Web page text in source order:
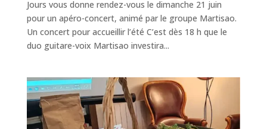
Jours vous donne rendez-vous le dimanche 21 juin
pour un apéro-concert, animé par le groupe Martisao.
Un concert pour accueillir l’été C’est dès 18 h que le
duo guitare-voix Martisao investira...